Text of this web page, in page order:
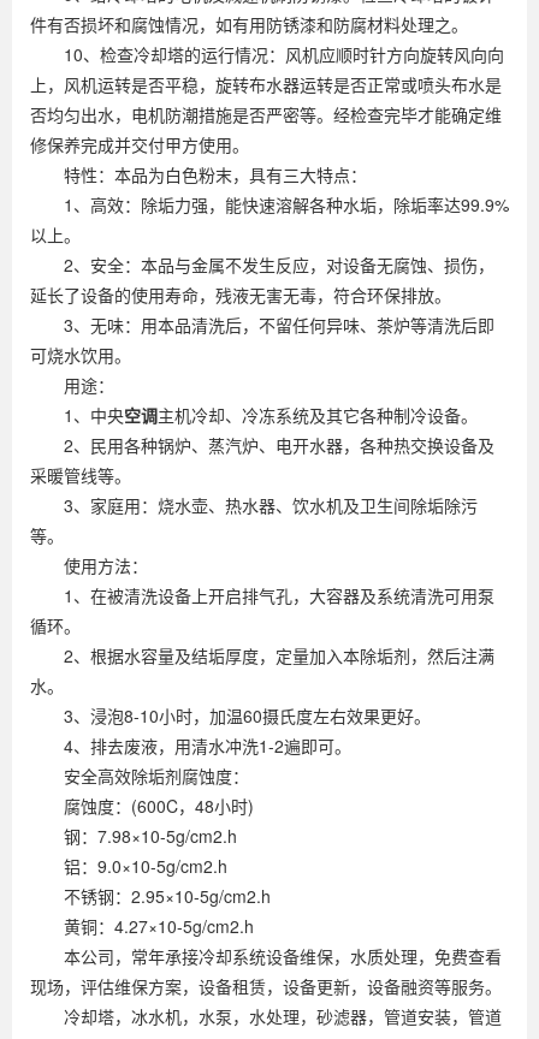
件有否损坏和腐蚀情况，如有用防锈漆和防腐材料处理之。
10、检查冷却塔的运行情况：风机应顺时针方向旋转风向向
上，风机运转是否平稳，旋转布水器运转是否正常或喷头布水是
否均匀出水，电机防潮措施是否严密等。经检查完毕才能确定维
修保养完成并交付甲方使用。
特性：本品为白色粉末，具有三大特点：
1、高效：除垢力强，能快速溶解各种水垢，除垢率达99.9%
以上。
2、安全：本品与金属不发生反应，对设备无腐蚀、损伤，
延长了设备的使用寿命，残液无害无毒，符合环保排放。
3、无味：用本品清洗后，不留任何异味、茶炉等清洗后即
可烧水饮用。
用途：
1、中央空调主机冷却、冷冻系统及其它各种制冷设备。
2、民用各种锅炉、蒸汽炉、电开水器，各种热交换设备及
采暖管线等。
3、家庭用：烧水壶、热水器、饮水机及卫生间除垢除污
等。
使用方法：
1、在被清洗设备上开启排气孔，大容器及系统清洗可用泵
循环。
2、根据水容量及结垢厚度，定量加入本除垢剂，然后注满
水。
3、浸泡8-10小时，加温60摄氏度左右效果更好。
4、排去废液，用清水冲洗1-2遍即可。
安全高效除垢剂腐蚀度：
腐蚀度：(600C，48小时)
钢：7.98×10-5g/cm2.h
铝：9.0×10-5g/cm2.h
不锈钢：2.95×10-5g/cm2.h
黄铜：4.27×10-5g/cm2.h
本公司，常年承接冷却系统设备维保，水质处理，免费查看
现场，评估维保方案，设备租赁，设备更新，设备融资等服务。
冷却塔，冰水机，水泵，水处理，砂滤器，管道安装，管道